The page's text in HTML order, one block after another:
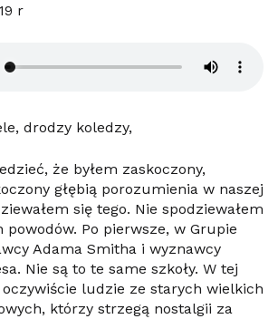
r
drodzy koledzy,
że byłem zaskoczony,
głębią porozumienia w naszej
się tego. Nie spodziewałem
powodów. Po pierwsze, w Grupie
Adama Smitha i wyznawcy
Nie są to te same szkoły. W tej
ludzie ze starych wielkich
którzy strzegą nostalgii za